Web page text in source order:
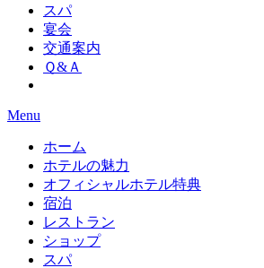
スパ
宴会
交通案内
Ｑ&Ａ
Menu
ホーム
ホテルの魅力
オフィシャルホテル特典
宿泊
レストラン
ショップ
スパ